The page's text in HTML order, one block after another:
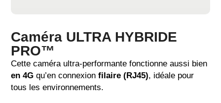
Caméra ULTRA HYBRIDE
PRO™
Cette caméra ultra-performante fonctionne aussi bien
en 4G qu’en connexion filaire (RJ45), idéale pour
tous les environnements.